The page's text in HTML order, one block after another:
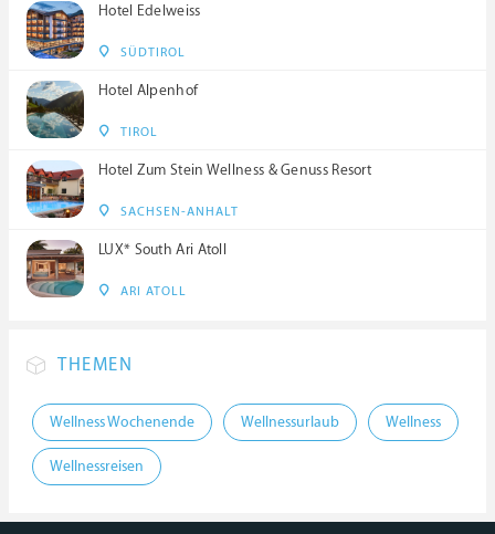
Hotel Edelweiss
SÜDTIROL
Hotel Alpenhof
TIROL
Hotel Zum Stein Wellness & Genuss Resort
SACHSEN-ANHALT
LUX* South Ari Atoll
ARI ATOLL
THEMEN
Wellness Wochenende Wellnessurlaub Wellness
Wellnessreisen